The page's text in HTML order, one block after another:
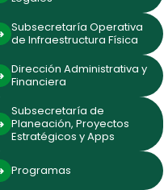
Subsecretaría Operativa
de Infraestructura Física
Dirección Administrativa y
Financiera
Subsecretaría de
Planeación, Proyectos
Estratégicos y Apps
Programas